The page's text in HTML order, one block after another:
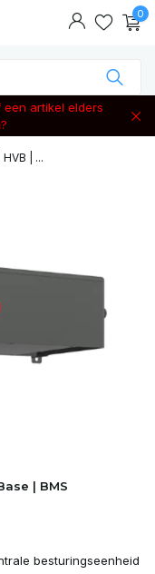
0
artikel elders
| ...
| BMS
besturingseenheid